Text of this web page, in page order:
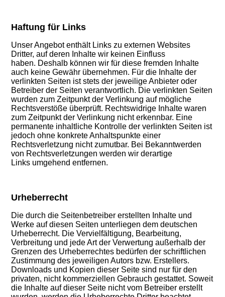
Haftung für Links
Unser Angebot enthält Links zu externen Websites
Dritter, auf deren Inhalte wir keinen Einfluss
haben. Deshalb können wir für diese fremden Inhalte
auch keine Gewähr übernehmen. Für die Inhalte der
verlinkten Seiten ist stets der jeweilige Anbieter oder
Betreiber der Seiten verantwortlich. Die verlinkten Seiten
wurden zum Zeitpunkt der Verlinkung auf mögliche
Rechtsverstöße überprüft. Rechtswidrige Inhalte waren
zum Zeitpunkt der Verlinkung nicht erkennbar. Eine
permanente inhaltliche Kontrolle der verlinkten Seiten ist
jedoch ohne konkrete Anhaltspunkte einer
Rechtsverletzung nicht zumutbar. Bei Bekanntwerden
von Rechtsverletzungen werden wir derartige
Links umgehend entfernen.
Urheberrecht
Die durch die Seitenbetreiber erstellten Inhalte und
Werke auf diesen Seiten unterliegen dem deutschen
Urheberrecht. Die Vervielfältigung, Bearbeitung,
Verbreitung und jede Art der Verwertung außerhalb der
Grenzen des Urheberrechtes bedürfen der schriftlichen
Zustimmung des jeweiligen Autors bzw. Erstellers.
Downloads und Kopien dieser Seite sind nur für den
privaten, nicht kommerziellen Gebrauch gestattet. Soweit
die Inhalte auf dieser Seite nicht vom Betreiber erstellt